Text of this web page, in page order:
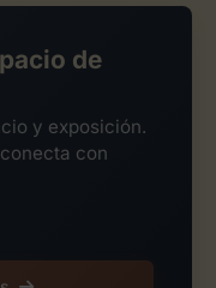
de
y exposición.
con